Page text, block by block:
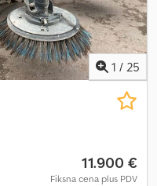
1 / 25
11.900 €
Fiksna cena plus PDV